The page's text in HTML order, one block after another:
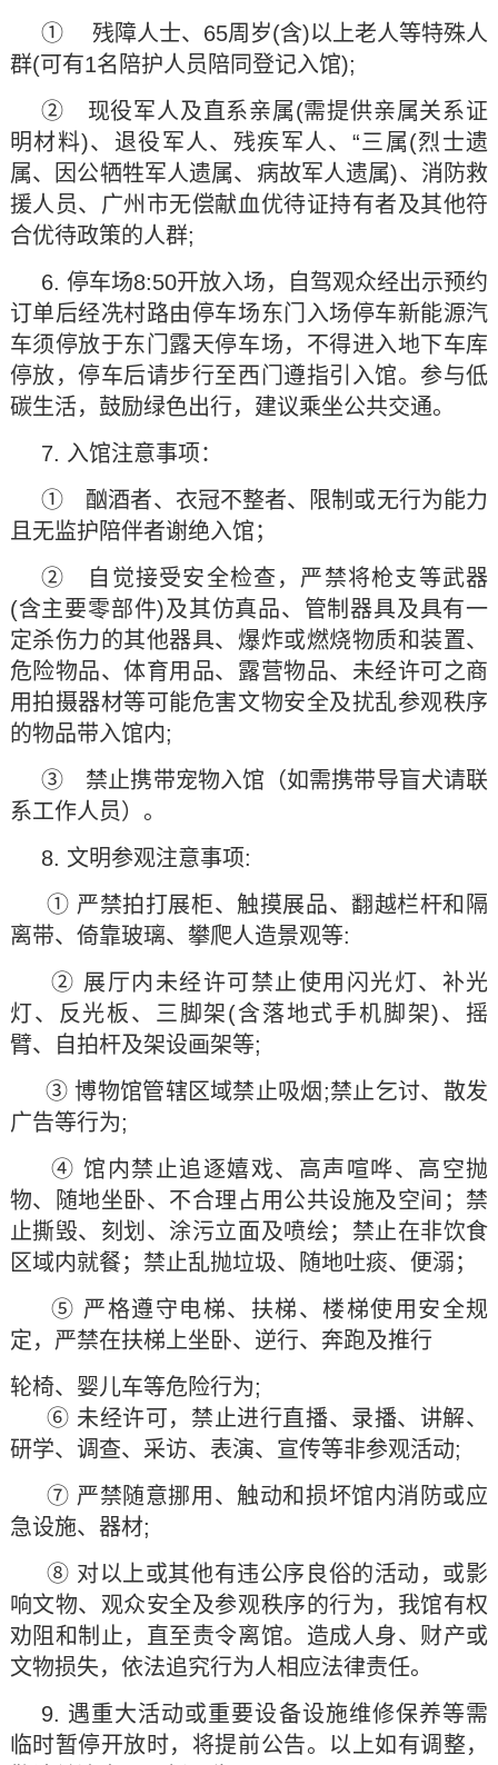
① 残障人士、65周岁(含)以上老人等特殊人
群(可有1名陪护人员陪同登记入馆);
② 现役军人及直系亲属(需提供亲属关系证
明材料)、退役军人、残疾军人、“三属(烈士遗
属、因公牺牲军人遗属、病故军人遗属)、消防救
援人员、广州市无偿献血优待证持有者及其他符
合优待政策的人群;
6. 停车场8:50开放入场，自驾观众经出示预约
订单后经冼村路由停车场东门入场停车新能源汽
车须停放于东门露天停车场，不得进入地下车库
停放，停车后请步行至西门遵指引入馆。参与低
碳生活，鼓励绿色出行，建议乘坐公共交通。
7. 入馆注意事项：
① 酗酒者、衣冠不整者、限制或无行为能力
且无监护陪伴者谢绝入馆；
② 自觉接受安全检查，严禁将枪支等武器
(含主要零部件)及其仿真品、管制器具及具有一
定杀伤力的其他器具、爆炸或燃烧物质和装置、
危险物品、体育用品、露营物品、未经许可之商
用拍摄器材等可能危害文物安全及扰乱参观秩序
的物品带入馆内;
③ 禁止携带宠物入馆（如需携带导盲犬请联
系工作人员）。
8. 文明参观注意事项:
① 严禁拍打展柜、触摸展品、翻越栏杆和隔
离带、倚靠玻璃、攀爬人造景观等:
② 展厅内未经许可禁止使用闪光灯、补光
灯、反光板、三脚架(含落地式手机脚架)、摇
臂、自拍杆及架设画架等;
③ 博物馆管辖区域禁止吸烟;禁止乞讨、散发
广告等行为;
④ 馆内禁止追逐嬉戏、高声喧哗、高空抛
物、随地坐卧、不合理占用公共设施及空间；禁
止撕毁、刻划、涂污立面及喷绘；禁止在非饮食
区域内就餐；禁止乱抛垃圾、随地吐痰、便溺；
⑤ 严格遵守电梯、扶梯、楼梯使用安全规
定，严禁在扶梯上坐卧、逆行、奔跑及推行
轮椅、婴儿车等危险行为;
⑥ 未经许可，禁止进行直播、录播、讲解、
研学、调查、采访、表演、宣传等非参观活动;
⑦ 严禁随意挪用、触动和损坏馆内消防或应
急设施、器材;
⑧ 对以上或其他有违公序良俗的活动，或影
响文物、观众安全及参观秩序的行为，我馆有权
劝阻和制止，直至责令离馆。造成人身、财产或
文物损失，依法追究行为人相应法律责任。
9. 遇重大活动或重要设备设施维修保养等需
临时暂停开放时，将提前公告。以上如有调整，